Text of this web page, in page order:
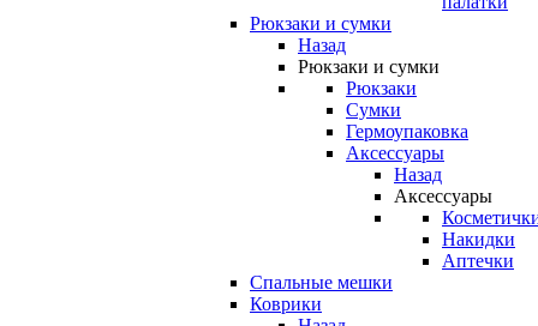
Рюкзаки и сумки
Назад
Рюкзаки и сумки
Рюкзаки
Сумки
Гермоупаковка
Аксессуары
Назад
Аксессуары
Накидки
Аптечки
Спальные мешки
Коврики